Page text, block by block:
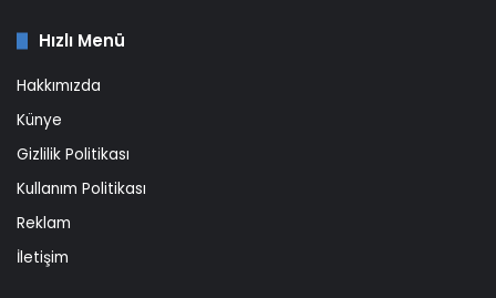
Hızlı Menü
Hakkımızda
Künye
Gizlilik Politikası
Kullanım Politikası
Reklam
İletişim